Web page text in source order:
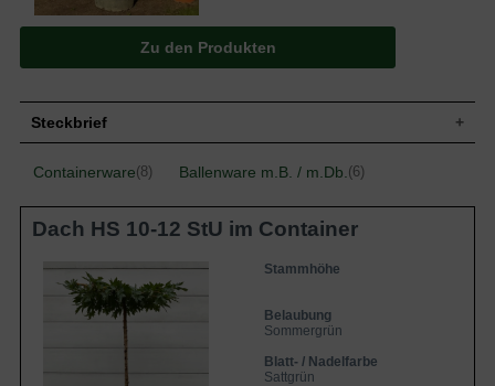
Zu den Produkten
Steckbrief
Wuchs
Kleiner Baum, sparrige Krone; bis zu 8 m
Blatt
Sattgrün, 5-7 lappig, bis zu 14 cm lang
Blüte
Weiß
Boden
Durchlässige, nährstoffeiche Böden
Standort
Sonnig
Eigenschaften
Interessantes und malerisches
Containerware(8) Ballenware m.B. / m.Db. (6)
Dach HS 10-12 StU im Container
Stammhöhe
Belaubung
Sommergrün
Blatt- / Nadelfarbe
Sattgrün